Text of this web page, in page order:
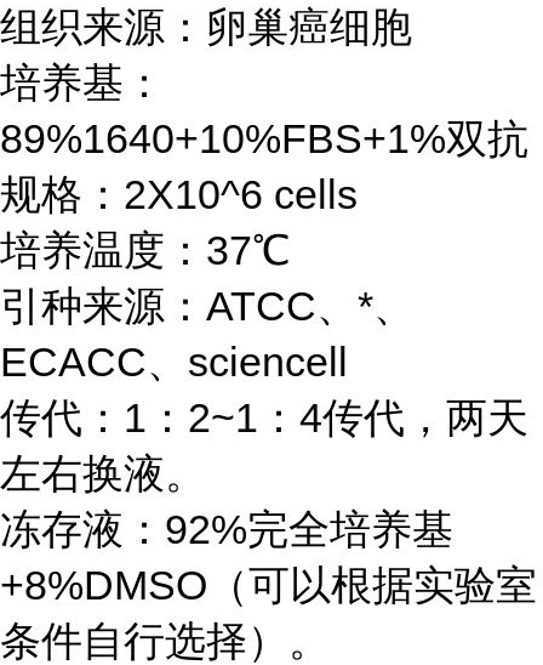
组织来源：卵巢癌细胞
培养基：
89%1640+10%FBS+1%双抗
规格：2X10^6 cells
培养温度：37℃
引种来源：ATCC、*、
ECACC、sciencell
传代：1：2~1：4传代，两天
左右换液。
冻存液：92%完全培养基
+8%DMSO（可以根据实验室
条件自行选择）。